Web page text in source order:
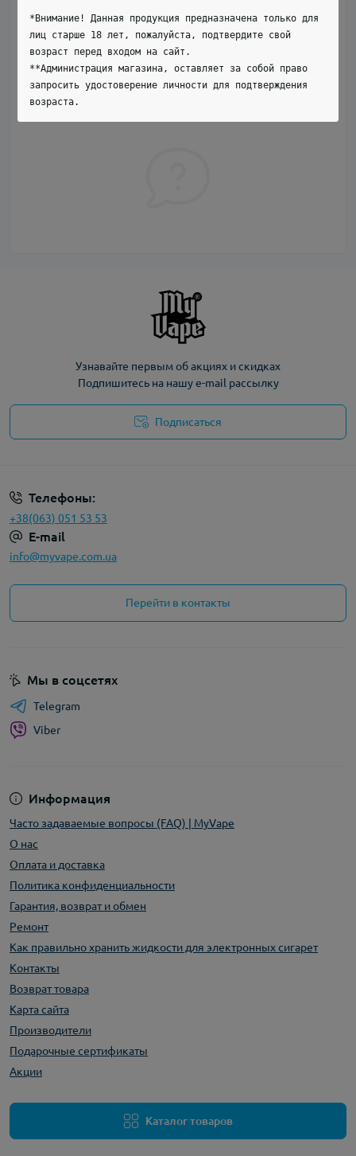
Нет вопросов о данном товаре, станьте
Узнавайте первым об акциях и скидках
Подпишитесь на нашу e-mail рассылку
Подписаться
Телефоны:
+38(063) 051 53 53
E-mail
info@myvape.com.ua
Перейти в контакты
Информация
Часто задаваемые вопросы (FAQ) | MyVape
О нас
Оплата и доставка
Политика конфиденциальности
Гарантия, возврат и обмен
Ремонт
Как правильно хранить жидкости для электронных сигарет
Контакты
Возврат товара
Карта сайта
Производители
Подарочные сертификаты
Акции
Каталог товаров
Мы в соцсетях
Telegram
Viber
*Внимание! Данная продукция предназначена только для
лиц старше 18 лет, пожалуйста, подтвердите свой
возраст перед входом на сайт.
**Администрация магазина, оставляет за собой право
запросить удостоверение личности для подтверждения
возраста.